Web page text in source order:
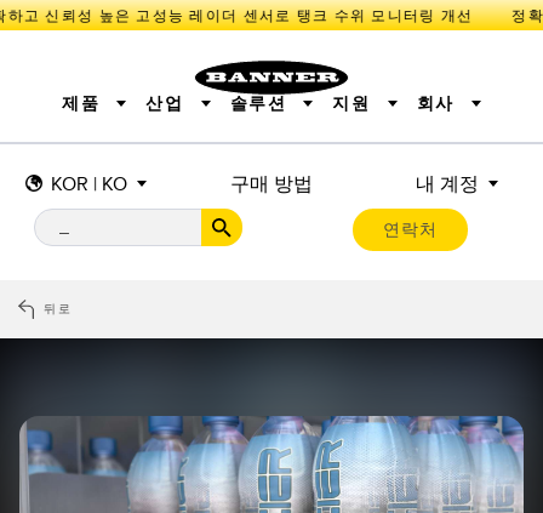
고 신뢰성 높은 고성능 레이더 센서로 탱크 수위 모니터링 개선
KOR | KO 구매 방법 내 계정
연락처
제품
센서 측정 솔루션
조명 및 표시기
기계 안전
산업용 무선
MONITORING SOLUTIONS
센서
산업 솔루션
IIOT 및 스마트 팩토리
스마트 센서
장비 보호
PICK-TO-LIGHT
PREDICTIVE MAINTENANCE
RADAR APPLICATIONS
IIOT 및 스마트 팩토리
Overall Equipment Effectiveness (OEE)
지원 회사
뒤로